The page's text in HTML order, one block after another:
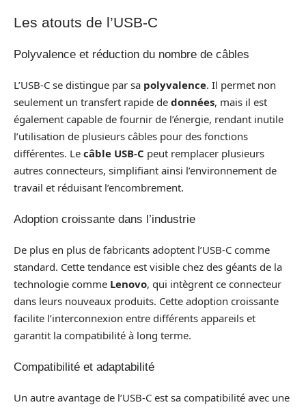
Les atouts de l’USB-C
Polyvalence et réduction du nombre de câbles
L’USB-C se distingue par sa polyvalence. Il permet non
seulement un transfert rapide de données, mais il est
également capable de fournir de l’énergie, rendant inutile
l’utilisation de plusieurs câbles pour des fonctions
différentes. Le câble USB-C peut remplacer plusieurs
autres connecteurs, simplifiant ainsi l’environnement de
travail et réduisant l’encombrement.
Adoption croissante dans l’industrie
De plus en plus de fabricants adoptent l’USB-C comme
standard. Cette tendance est visible chez des géants de la
technologie comme Lenovo, qui intègrent ce connecteur
dans leurs nouveaux produits. Cette adoption croissante
facilite l’interconnexion entre différents appareils et
garantit la compatibilité à long terme.
Compatibilité et adaptabilité
Un autre avantage de l’USB-C est sa compatibilité avec une